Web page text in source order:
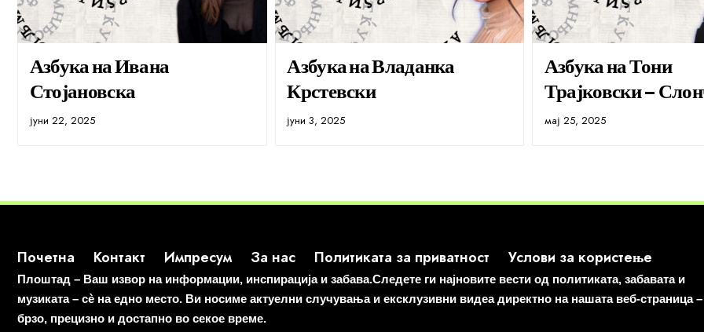
Азбука на Ивана
Стојановска
јуни 22, 2025
Азбука на Владанка
Крстевски
јуни 3, 2025
Азбука на Тони
Трајковски –
мај 25, 2025
Почетна Контакт Импресум За нас Политиката за приватност Услови за користење
Плоштад – Ваш извор на информации, инспирација и забава.Следете ги најновите вести од политиката, забавата и
музиката – сè на едно место. Ви носиме актуелни случувања и ексклузивни видеа директно на нашата веб-страница –
брзо, прецизно и достапно во секое време.